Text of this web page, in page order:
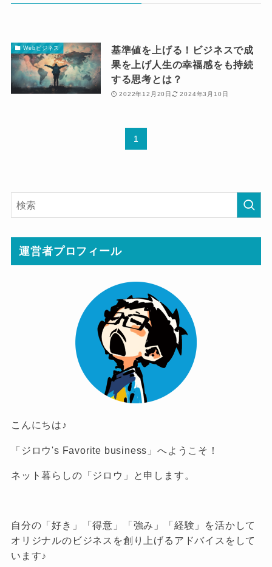
Webビジネス
基準値を上げる！ビジネスで成
果を上げ人生の幸福感をも持続
する思考とは？
2022年12月20日 2024年3月10日
1
運営者プロフィール
こんにちは♪
「ジロウ's Favorite business」へようこそ！
ネット暮らしの「ジロウ」と申します。
自分の「好き」「得意」「強み」「経験」を活かして
オリジナルのビジネスを創り上げるアドバイスをして
います♪